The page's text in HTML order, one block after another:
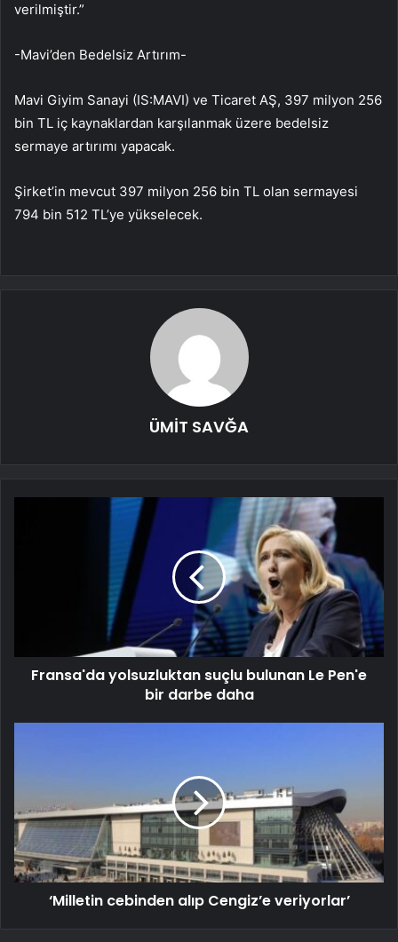
verilmiştir.”
-Mavi’den Bedelsiz Artırım-
Mavi Giyim Sanayi (IS:MAVI) ve Ticaret AŞ, 397 milyon 256
bin TL iç kaynaklardan karşılanmak üzere bedelsiz
sermaye artırımı yapacak.
Şirket’in mevcut 397 milyon 256 bin TL olan sermayesi
794 bin 512 TL’ye yükselecek.
ÜMİT SAVĞA
Fransa'da yolsuzluktan suçlu bulunan Le Pen'e
bir darbe daha
‘Milletin cebinden alıp Cengiz’e veriyorlar’